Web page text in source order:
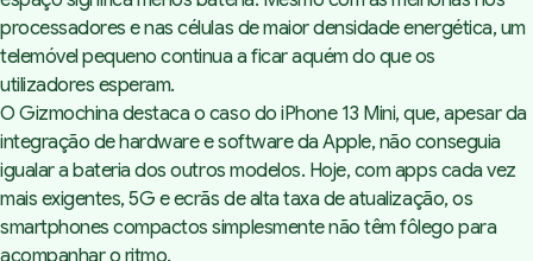
processadores e nas células de maior densidade energética, um
telemóvel pequeno continua a ficar aquém do que os
utilizadores esperam.
O Gizmochina destaca o caso do iPhone 13 Mini, que, apesar da
integração de hardware e software da Apple, não conseguia
igualar a bateria dos outros modelos. Hoje, com apps cada vez
mais exigentes, 5G e ecrãs de alta taxa de atualização, os
smartphones compactos simplesmente não têm fôlego para